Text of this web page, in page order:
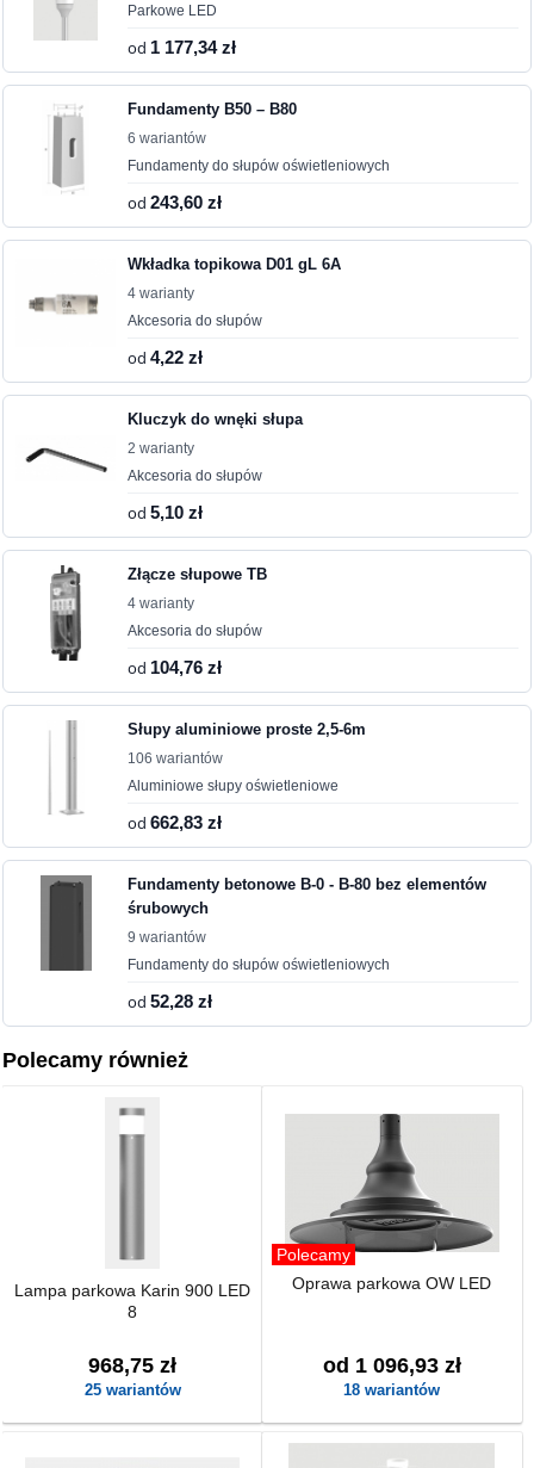
Parkowe LED
od 1 177,34 zł
Fundamenty B50 – B80
6 wariantów
Fundamenty do słupów oświetleniowych
od243,60 zł
Wkładka topikowa D01 gL 6A
4 warianty
Akcesoria do słupów
od4,22 zł
Kluczyk do wnęki słupa
2 warianty
Akcesoria do słupów
od5,10 zł
Złącze słupowe TB
4 warianty
Akcesoria do słupów
od 104,76 zł
Słupy aluminiowe proste 2,5-6m
106 wariantów
Aluminiowe słupy oświetleniowe
od662,83 zł
Fundamenty betonowe B-0 - B-80 bez elementów
śrubowych
9 wariantów
Fundamenty do słupów oświetleniowych
od52,28 zł
Polecamy również
Lampa parkowa Karin 900 LED
8
968,75 zł
25 wariantów
Polecamy
Oprawa parkowa OW LED
od 1 096,93 zł
18 wariantów